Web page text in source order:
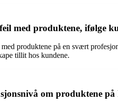
med produktene, ifølge
produktene på en svært
tillit hos kundene.
om produktene